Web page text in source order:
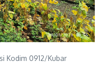
Kodim 0912/Kubar